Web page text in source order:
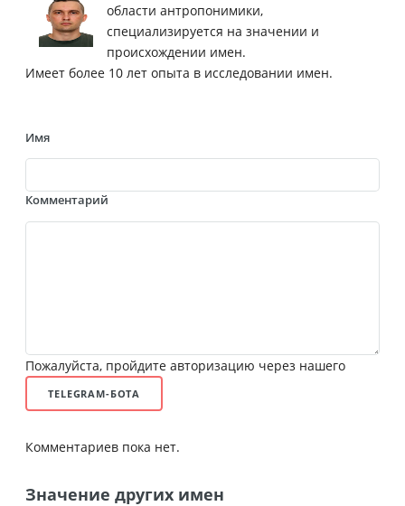
области антропонимики,
специализируется на значении и
происхождении имен.
Имеет более 10 лет опыта в исследовании имен.
Имя
Комментарий
Пожалуйста, пройдите авторизацию через нашего
TELEGRAM-БОТА
Комментариев пока нет.
Значение других имен